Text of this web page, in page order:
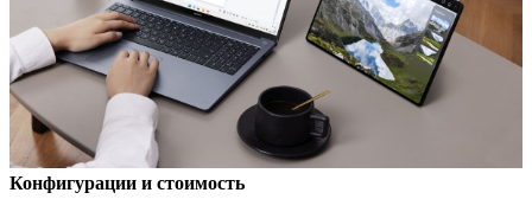
Конфигурации и стоимость